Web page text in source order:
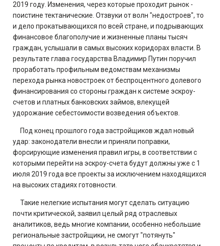
2019 году. Изменения, через которые проходит рынок -
поистине тектанические. Отзвуки от волн "недостроев", то
и дело прокатывающихся по всей стране, и подрывающих
финансовое благополучие и жизненные планы тысяч
граждан, услышали в самых высоких коридорах власти. В
результате глава государства Владимир Путин поручил
проработать профильным ведомствам механизмы
перехода рынка новостроек от беспроцентного долевого
финансирования со стороны граждан к системе эскроу-
счетов и платных банковских займов, влекущей
удорожание себестоимости возведения объектов.
Под конец прошлого года застройщиков ждал новый
удар: законодатели внесли и приняли поправки,
форсирующие изменения правил игры, в соответствии с
которыми перейти на эскроу-счета будут должны уже с 1
июля 2019 года все проекты за исключением находящихся
на высоких стадиях готовности.
Такие нелегкие испытания могут сделать ситуацию
почти критической, заявил целый ряд отраслевых
аналитиков, ведь многие компании, особенно небольшие
региональные застройщики, не смогут "потянуть"